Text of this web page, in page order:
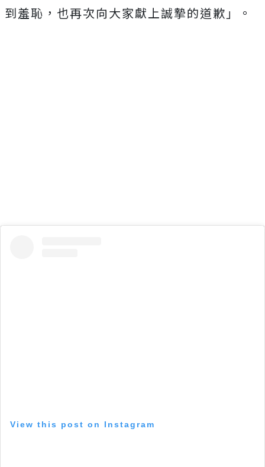
到羞恥，也再次向大家獻上誠摯的道歉」。
View this post on Instagram